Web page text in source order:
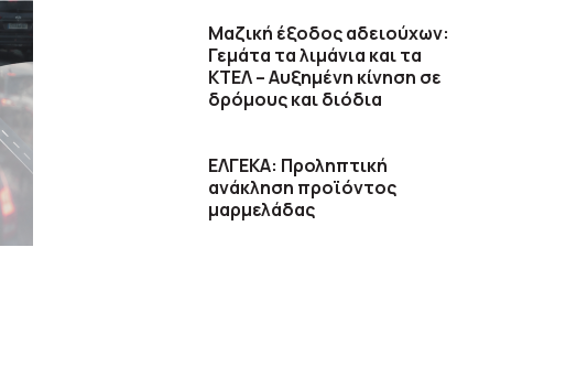
Μαζική έξοδος αδειούχων:
Γεμάτα τα λιμάνια και τα
ΚΤΕΛ – Αυξημένη κίνηση σε
δρόμους και διόδια
ΕΛΓΕΚΑ: Προληπτική
ανάκληση προϊόντος
μαρμελάδας